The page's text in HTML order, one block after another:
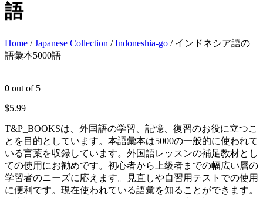
語
Home /Japanese Collection /Indoneshia-go / インドネシア語の
語彙本5000語
0 out of 5
$5.99
T&P_BOOKSは、外国語の学習、記憶、復習のお役に立つこ
とを目的としています。本語彙本は5000の一般的に使われて
いる言葉を収録しています。外国語レッスンの補足教材とし
ての使用にお勧めです。初心者から上級者までの幅広い層の
学習者のニーズに応えます。見直しや自習用テストでの使用
に便利です。現在使われている語彙を知ることができます。